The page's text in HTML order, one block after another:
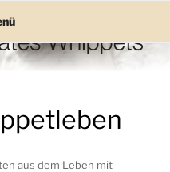
Bilder, Geschichten und
aus dem Leben mit